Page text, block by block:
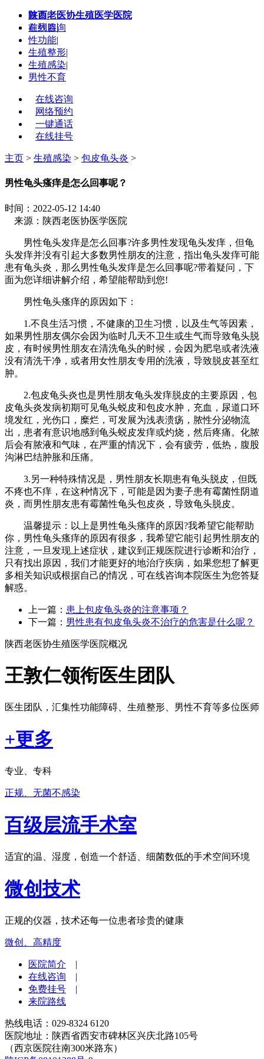
陕西老医协生殖医学医院
在线咨询
首页|
前列腺|
性功能|
生殖整形|
生殖感染|
男性不育
在线咨询
网络预约
一键通话
在线挂号
主页 > 生殖感染 > 包皮龟头炎 >
男性龟头瘙痒是怎么回事呢？
时间：2022-05-12 14:40
来源：陕西老医协医学医院
男性龟头发痒是怎么回事?许多男性发现龟头发痒，但龟
头发痒并没有引起大多数男性朋友的注意，指出龟头发痒可能
患有龟头炎，那么男性龟头发痒是怎么回事呢?带着疑问，下
面为您详细讲解介绍，希望能帮助到您!
男性龟头瘙痒的原因如下：
1.不良生活习惯，不健康的卫生习惯，以及生气等因素，
如果男性朋友偶尔会因为临时几天不卫生或生气而导致龟头脱
皮，有时候男性朋友在清洗龟头的时候，会因为肥皂或者洗液
没有清洗干净，或者用女性朋友专用的洗液，导致脱皮甚至红
肿。
2.包皮龟头炎也是男性朋友龟头发痒脱皮的主要原因，包
皮龟头炎发病初期可见龟头蜕皮和包皮水肿，充血，尿道口环
境发红，光伤口，糜烂，可发展为浅表溃疡，脓性分泌物流
出，患者有意识地感到龟头蜕皮发痒或灼烧，然后疼痛。化脓
后会有脓液和气味，在严重的情况下，会有疲劳，低热，腹股
沟淋巴结肿胀和压痛。
3.另一种特殊情况是，男性朋友长期患有龟头脱皮，但既
不疼也不痒，在这种情况下，可能是因为妻子患有霉菌性阴道
炎，而男性朋友患有霉菌性龟头包皮炎，导致龟头脱皮。
温馨提示：以上是男性龟头瘙痒的原因?我希望它能帮助
你，男性龟头瘙痒的原因有很多，我希望它能引起男性朋友的
注意，一旦发现上述症状，建议到正规医院进行诊断和治疗，
只有找出原因，我们才能更好的地治疗疾病，如果您想了解更
多相关知识或根据自己的情况，可在线咨询本院医生为您答疑
解惑。
上一篇： 患上包皮龟头炎的注意事项？
下一篇： 男性患有包皮龟头炎不治疗的危害是什么呢？
陕西老医协生殖医学医院概况
王敦仁领衔医生团队
医生团队，汇集性功能障碍、生殖整形、男性不育等多位医师
+更多
专业、专科
正规、无菌不感染
百级层流手术室
适宜的温、湿度，创造一个舒适、细菌数低的手术空间环境
微创技术
正规的仪器，技术还每一位患者珍贵的健康
微创、高精度
医院简介 |
在线咨询 |
免费挂号 |
来院路线
热线电话：029-8324 6120
医院地址：陕西省西安市碑林区兴庆北路105号
（西京医院往南300米路东）